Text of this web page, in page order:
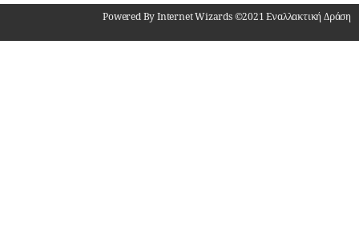
Powered By Internet Wizards ©2021 Εναλλακτική Δράση